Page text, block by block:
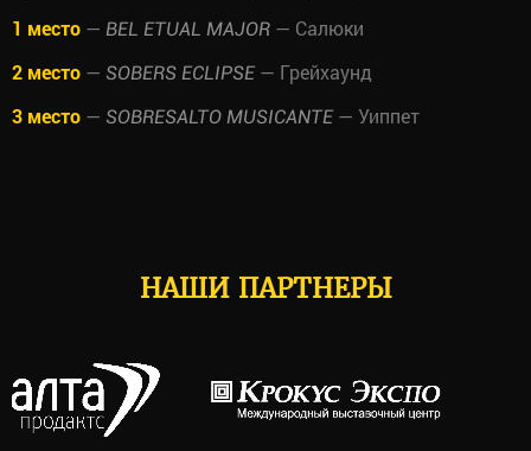
1 место — BEL ETUAL MAJOR — Салюки
2 место — SOBERS ECLIPSE — Грейхаунд
3 место — SOBRESALTO MUSICANTE — Уиппет
НАШИ ПАРТНЕРЫ